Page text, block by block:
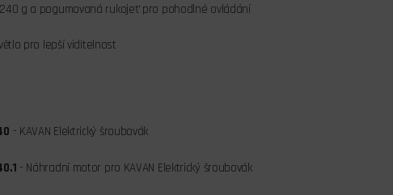
g a pogumovaná rukojeť pro pohodlné ovládání
pro lepší viditelnost
- KAVAN Elektrický šroubovák
- Náhradní motor pro KAVAN Elektrický šroubovák